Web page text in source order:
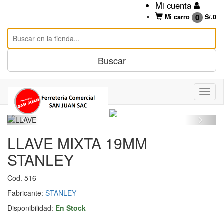
Mi cuenta
Mi carro 0 S/.0
LLAVE MIXTA 19MM
STANLEY
Cod. 516
Fabricante: STANLEY
Disponibilidad: En Stock